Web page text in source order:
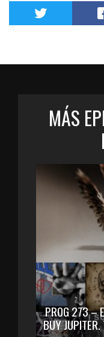
MÁS
PROG 273 –
BUY JUPITER.